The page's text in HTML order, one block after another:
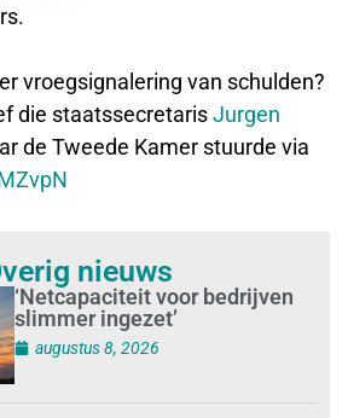
vroegsignalering van schulden?
die staatssecretarisJurgen
de Tweede Kamer stuurde via
nieuws
‘Netcapaciteit voor bedrijven
slimmer ingezet’
augustus 8, 2026